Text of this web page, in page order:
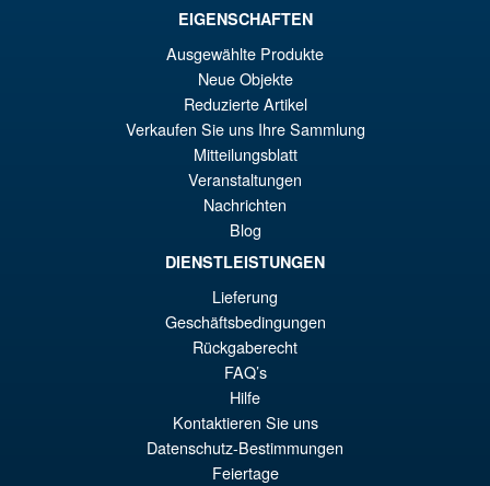
IN DEN WARENKORB
Star Wars The Vintage
Collection Deluxe Ahsoka
Tano & Grogu
IN DEN WARENKORB
EIGENSCHAFTEN
Ausgewählte Produkte
Neue Objekte
Reduzierte Artikel
Verkaufen Sie uns Ihre Sammlung
Mitteilungsblatt
Veranstaltungen
Nachrichten
Blog
DIENSTLEISTUNGEN
Lieferung
Geschäftsbedingungen
Rückgaberecht
FAQ’s
Hilfe
Kontaktieren Sie uns
Datenschutz-Bestimmungen
Feiertage